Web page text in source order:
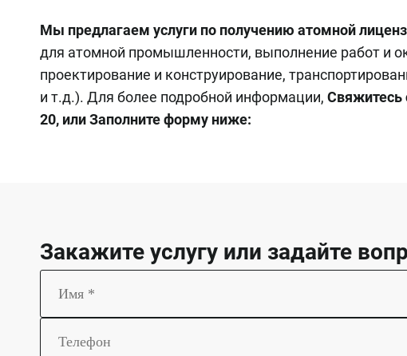
Мы предлагаем услуги по получению атомной
для атомной промышленности, выполнение работ и
проектирование и конструирование,
и т.д.). Для более подробной информации, Свяжитесь
20, или Заполните форму ниже:
Закажите услугу или задайте